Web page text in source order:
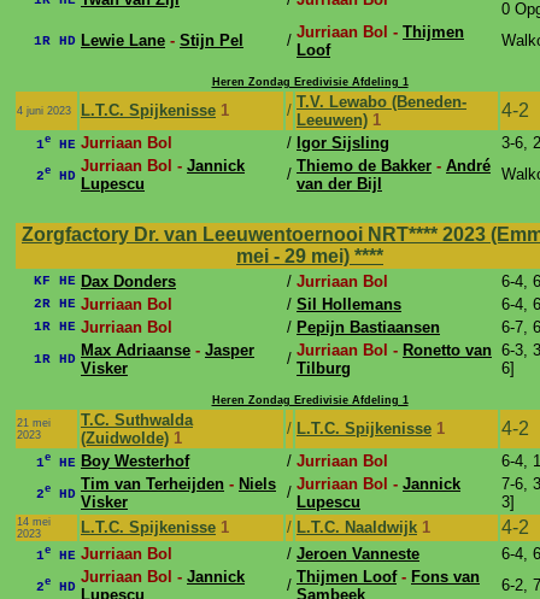
0
1R HD Lewie Lane - Stijn Pel / Jurriaan Bol - Thijmen
Loof
Heren Zondag Eredivisie Afdeling 1
4 juni 2023 L.T.C. Spijkenisse 1 / T.V. Lewabo (Beneden-
Leeuwen) 1 4-2
1e HE Jurriaan Bol / Igor Sijsling 3-6,
2e HD
Jurriaan Bol - Jannick
Lupescu
/ Thiemo de Bakker - André
van der Bijl
Zorgfactory Dr. van Leeuwentoernooi NRT**** 2023
mei - 29 mei) ****
KF HE Dax Donders / Jurriaan Bol 6-4,
2R HE Jurriaan Bol / Sil Hollemans 6-4,
1R HE Jurriaan Bol / Pepijn Bastiaansen 6-7,
1R HD Max Adriaanse - Jasper
Visker
/ Jurriaan Bol - Ronetto van
Tilburg
6-3,
6]
Heren Zondag Eredivisie Afdeling 1
21 mei
2023
T.C. Suthwalda
(Zuidwolde) 1
/ L.T.C. Spijkenisse 1 4-2
1e HE Boy Westerhof / Jurriaan Bol 6-4,
2e HD
Tim van Terheijden - Niels
Visker
/ Jurriaan Bol - Jannick
Lupescu
7-6,
3]
14 mei
2023
L.T.C. Spijkenisse 1 / L.T.C. Naaldwijk 1 4-2
1e HE Jurriaan Bol / Jeroen Vanneste 6-4,
2e HD
Jurriaan Bol - Jannick
Lupescu
/ Thijmen Loof- Fons van
Sambeek
6-2,